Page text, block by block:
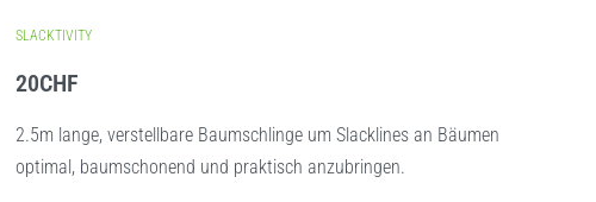
SLACKTIVITY
20CHF
2.5m lange, verstellbare Baumschlinge um Slacklines an Bäumen
optimal, baumschonend und praktisch anzubringen.